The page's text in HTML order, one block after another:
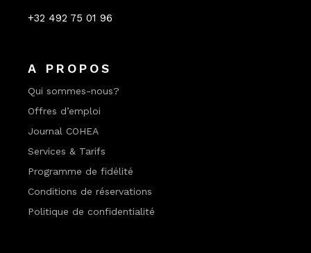
+32 492 75 01 96
A PROPOS
Qui sommes-nous?
Offres d’emploi
Journal COHEA
Services & Tarifs
Programme de fidélité
Conditions de réservations
Politique de confidentialité